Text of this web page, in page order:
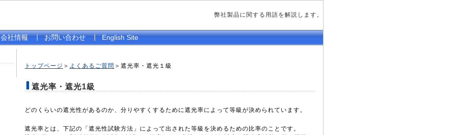
弊社製品に関する用語を解説します。
会社情報 お問い合わせ English Site
トップページ ＞ よくあるご質問 ＞遮光率・遮光１級
遮光率・遮光1級
どのくらいの遮光性があるのか、分りやすくするために遮光率によって等級が決められています。
遮光率とは、下記の「遮光性試験方法」によって出された等級を決めるための比率のことです。